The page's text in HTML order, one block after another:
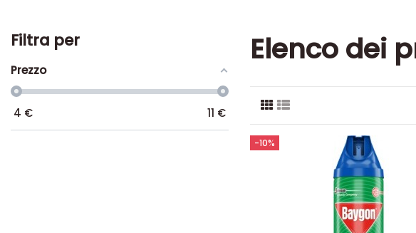
Elenco dei
-10%
Filtra per
Prezzo
4 € 11 €